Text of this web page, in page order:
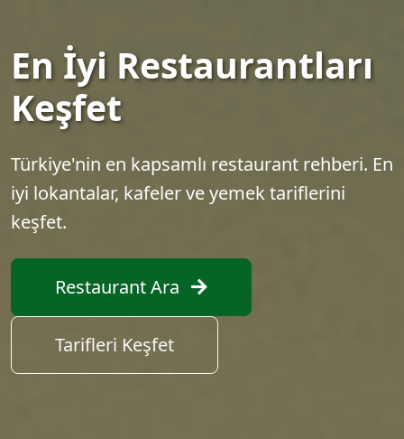
En İyi Restaurantları
Keşfet
Türkiye'nin en kapsamlı restaurant rehberi. En
iyi lokantalar, kafeler ve yemek tariflerini
keşfet.
Restaurant Ara
Tarifleri Keşfet